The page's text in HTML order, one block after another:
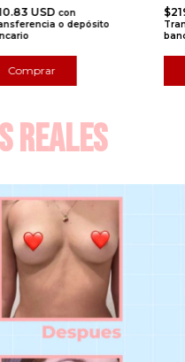
USDcon
o depósito
reales